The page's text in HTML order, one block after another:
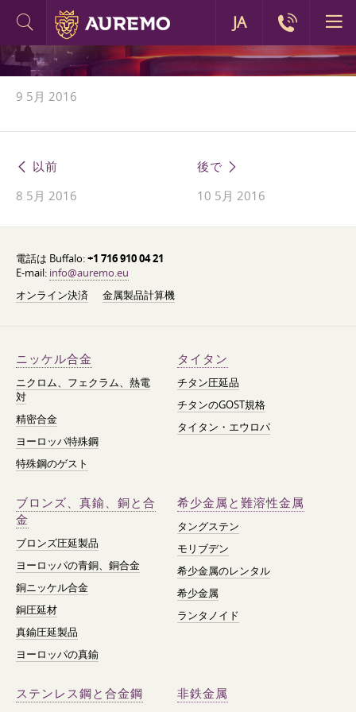
9 5月 2016
以前
8 5月 2016
後で
10 5月 2016
電話は Buffalo:+1 716 910 04 21
E-mail: info@auremo.eu
オンライン決済
金属製品計算機
ニッケル合金
ニクロム、フェクラム、熱電
対
精密合金
ヨーロッパ特殊鋼
特殊鋼のゲスト
タイタン
チタン圧延品
チタンのGOST規格
タイタン・エウロパ
ブロンズ、真鍮、銅と合
金
ブロンズ圧延製品
ヨーロッパの青銅、銅合金
銅ニッケル合金
銅圧延材
真鍮圧延製品
ヨーロッパの真鍮
希少金属と難溶性金属
タングステン
モリブデン
希少金属のレンタル
希少金属
ランタノイド
ステンレス鋼と合金鋼 非鉄金属
JA